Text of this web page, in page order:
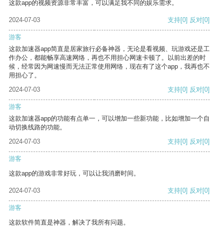
这款app的视频资源非常丰富，可以满足我不同的娱乐需求。
2024-07-03 支持[0] 反对[0]
游客
这款加速器app简直是居家旅行必备神器，无论是看视频、玩游戏还是工
作办公，都能畅享高速网络，再也不用担心网速卡顿了。以前出差的时
候，经常因为网速慢而无法正常使用网络，现在有了这个app，我再也不
用担心了。
2024-07-03
支持[0] 反对[0]
游客
这款加速器app的功能有点单一，可以增加一些新功能，比如增加一个自
动切换线路的功能。
2024-07-03
支持[0] 反对[0]
游客
这款app的游戏非常好玩，可以让我消磨时间。
2024-07-03 支持[0] 反对[0]
游客
这款软件简直是神器，解决了我所有问题。